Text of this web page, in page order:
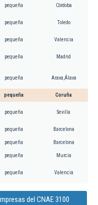
pequeña Córdoba
pequeña Toledo
pequeña Valencia
pequeña Madrid
pequeña Arava,Álava
pequeña Coruña
pequeña Sevilla
pequeña Barcelona
pequeña Barcelona
pequeña Murcia
pequeña Valencia
del CNAE 3100